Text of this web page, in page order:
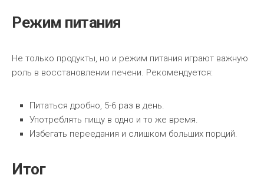
Режим питания
Не только продукты, но и режим питания играют важную
роль в восстановлении печени. Рекомендуется:
Питаться дробно, 5-6 раз в день.
Употреблять пищу в одно и то же время.
Избегать переедания и слишком больших порций.
Итог